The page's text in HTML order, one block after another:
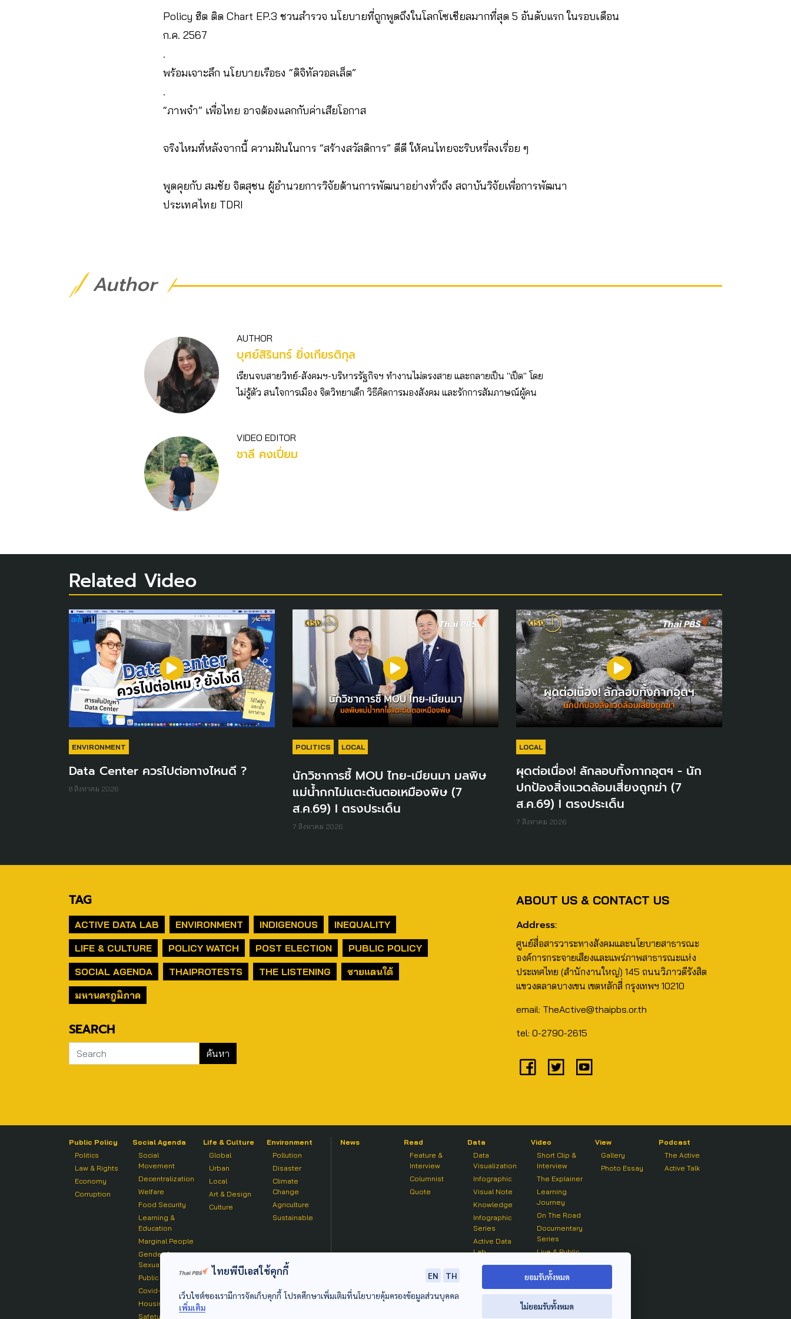
Policy ฮิต ติด Chart EP.3 ชวนสำรวจ นโยบายที่ถูกพูดถึงในโลกโซเชียลมากที่สุด 5 อันดับแรก ในรอบเดือน
ก.ค. 2567
.
พร้อมเจาะลึก นโยบายเรือธง “ดิจิทัลวอลเล็ต”
.
“ภาพจำ” เพื่อไทย อาจต้องแลกกับค่าเสียโอกาส
จริงไหมที่หลังจากนี้ ความฝันในการ “สร้างสวัสดิการ” ดีดี ให้คนไทยจะริบหรี่ลงเรื่อย ๆ
พูดคุยกับ สมชัย จิตสุชน ผู้อำนวยการวิจัยด้านการพัฒนาอย่างทั่วถึง สถาบันวิจัยเพื่อการพัฒนา
ประเทศไทย TDRI
Author
AUTHOR
บุศย์สิรินทร์ ยิ่งเกียรติกุล
เรียนจบสายวิทย์-สังคมฯ-บริหารรัฐกิจฯ ทำงานไม่ตรงสาย และกลายเป็น "เป็ด" โดย
ไม่รู้ตัว สนใจการเมือง จิตวิทยาเด็ก วิธีคิดการมองสังคม และรักการสัมภาษณ์ผู้คน
VIDEO EDITOR
ชาลี คงเปี่ยม
Related Video
ENVIRONMENT
Data Center ควรไปต่อทางไหนดี ?
8 สิงหาคม 2026
POLITICS LOCAL
นักวิชาการชี้ MOU ไทย-เมียนมา มลพิษ
แม่น้ำกกไม่แตะต้นตอเหมืองพิษ (7
ส.ค.69) I ตรงประเด็น
7 สิงหาคม 2026
LOCAL
ผุดต่อเนื่อง! ลักลอบทิ้งกากอุตฯ - นัก
ปกป้องสิ่งแวดล้อมเสี่ยงถูกฆ่า (7
ส.ค.69) I ตรงประเด็น
7 สิงหาคม 2026
TAG
ACTIVE DATA LAB ENVIRONMENT INDIGENOUS
INEQUALITY
LIFE & CULTURE
POLICY WATCH POST ELECTION
PUBLIC POLICY
SOCIAL AGENDA
THAIPROTESTS THE LISTENING
ชายแดนใต้
มหานครภูมิภาค
SEARCH
ABOUT US & CONTACT US
Address:
ศูนย์สื่อสารวาระทางสังคมและนโยบายสาธารณะ
องค์การกระจายเสียงและแพร่ภาพสาธารณะแห่ง
ประเทศไทย (สำนักงานใหญ่) 145 ถนนวิภาวดีรังสิต
แขวงตลาดบางเขน เขตหลักสี่ กรุงเทพฯ 10210
email: TheActive@thaipbs.or.th
tel: 0-2790-2615
Public Policy
Politics
Law & Rights
Economy
Corruption
Social Agenda
Social
Movement
Decentralization
Welfare
Food Security
Learning &
Education
Marginal People
Gender &
Sexuality
Public Health
Covid-19
Housing
Safety
Life & Culture
Global
Urban
Local
Art & Design
Culture
Environment
Pollution
Disaster
Climate
Change
Agriculture
Sustainable
News
Read
Feature &
Interview
Columnist
Quote
Data
Data
Visualization
Infographic
Visual Note
Knowledge
Infographic
Series
Active Data
Lab
Video
Short Clip &
Interview
The Explainer
Learning
Journey
On The Road
Documentary
Series
Live & Public
On air Clip
View
Gallery
Photo Essay
Podcast
The Active
Active Talk
ไทยพีบีเอสใช้คุกกี้ EN
TH
เว็บไซต์ของเรามีการจัดเก็บคุกกี้ โปรดศึกษาเพิ่มเติมที่นโยบายคุ้มครองข้อมูลส่วนบุคคล
เพิ่มเติม
ยอมรับทั้งหมด
ไม่ยอมรับทั้งหมด